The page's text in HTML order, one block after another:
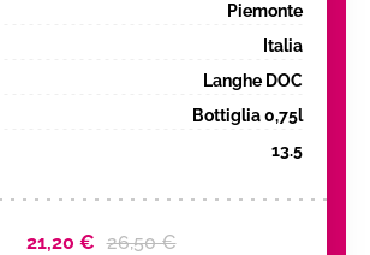
Piemonte
Italia
Langhe DOC
Bottiglia 0,75l
13.5
21,20 € 26,50 €